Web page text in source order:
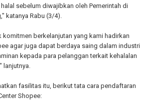
sebelum diwajibkan oleh Pemerintah di
katanya Rabu (3/4).
berkelanjutan yang kami hadirkan
agar juga dapat berdaya saing dalam industri
kepada para pelanggan terkait kehalalan
lanjutnya.
fasilitas itu, berikut tata cara pendaftaran
Shopee: